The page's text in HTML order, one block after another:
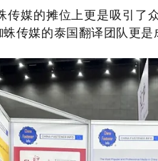
媒的摊位上更是吸引了
传媒的泰国翻译团队更是